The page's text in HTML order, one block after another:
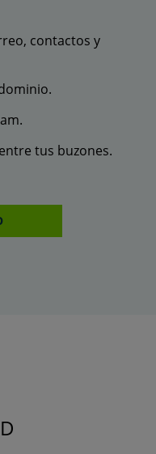
contactos y
tus buzones.